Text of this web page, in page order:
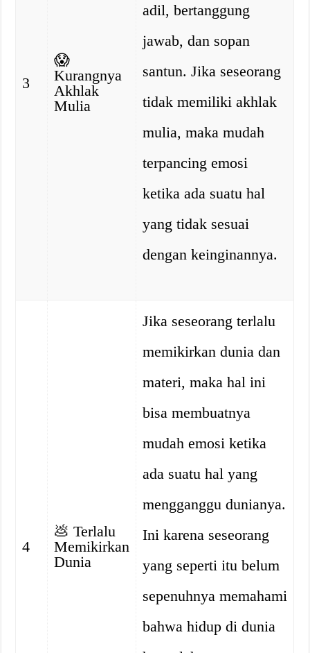
3
😱
Kurangnya
Akhlak
Mulia
adil, bertanggung
jawab, dan sopan
santun. Jika seseorang
tidak memiliki akhlak
mulia, maka mudah
terpancing emosi
ketika ada suatu hal
yang tidak sesuai
dengan keinginannya.
4
💩 Terlalu
Memikirkan
Dunia
Jika seseorang terlalu
memikirkan dunia dan
materi, maka hal ini
bisa membuatnya
mudah emosi ketika
ada suatu hal yang
mengganggu dunianya.
Ini karena seseorang
yang seperti itu belum
sepenuhnya memahami
bahwa hidup di dunia